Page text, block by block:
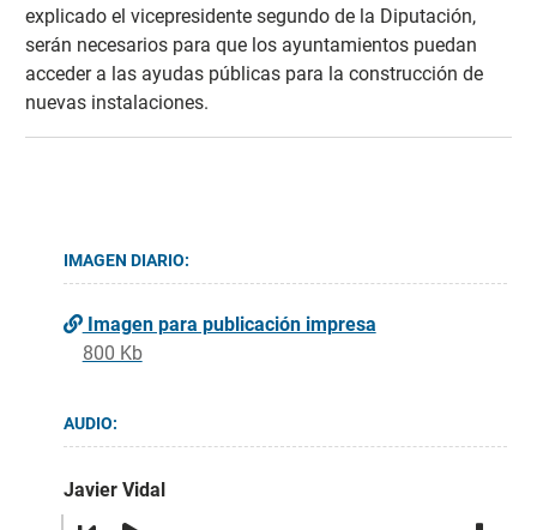
explicado el vicepresidente segundo de la Diputación,
serán necesarios para que los ayuntamientos puedan
acceder a las ayudas públicas para la construcción de
nuevas instalaciones.
IMAGEN DIARIO:
Imagen para publicación impresa
800 Kb
AUDIO:
Javier Vidal